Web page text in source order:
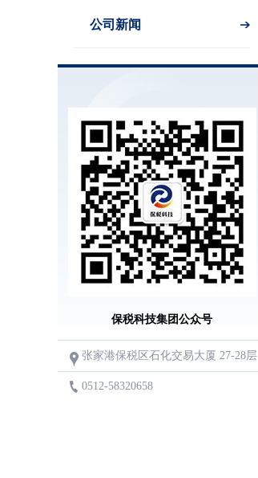
公司新闻
保税科技集团公众号
张家港保税区石化交易大厦 27-28层
0512-58320658